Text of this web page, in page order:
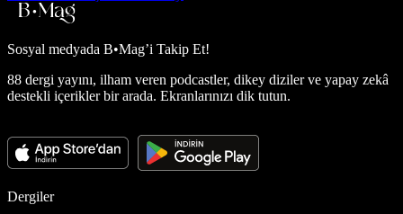
Sosyal medyada B•Mag’i Takip Et!
88 dergi yayını, ilham veren podcastler, dikey diziler ve yapay zekâ
destekli içerikler bir arada. Ekranlarınızı dik tutun.
Dergiler